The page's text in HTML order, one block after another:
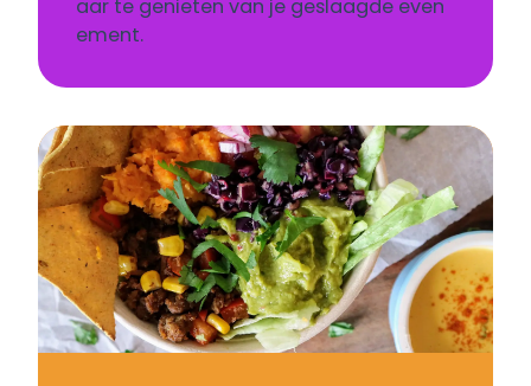
aar te genieten van je geslaagde even
ement.